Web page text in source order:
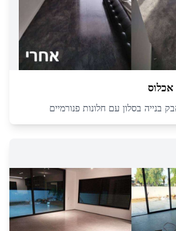
בנייה בסלון עם חלונות פנורמיים